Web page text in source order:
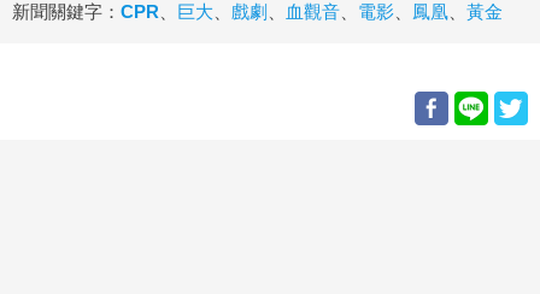
新聞關鍵字： CPR 巨大 戲劇 血觀音 電影 鳳凰 黃金